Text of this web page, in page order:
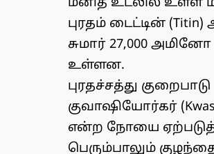
மனித உடலில் உள்ள
புரதம் டைட்டின்
சுமார் 27,000
உள்ளன.
புரதச்சத்து குறைபாடு
குவாஷியோர்கர்
என்ற நோயை
பெரும்பாலும்